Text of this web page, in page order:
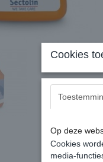
Cookies
Op deze
Cookies
media-